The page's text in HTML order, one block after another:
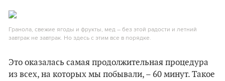
Гранола, свежие ягоды и фрукты, мед – без этой радости и летний
завтрак не завтрак. Но здесь с этим все в порядке.
Это оказалась самая продолжительная процедура
из всех, на которых мы побывали, – 60 минут. Такое